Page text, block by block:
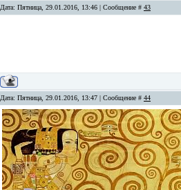
Дата: Пятница, 29.01.2016, 13:46 | Сообщение # 43
Дата: Пятница, 29.01.2016, 13:47 | Сообщение # 44